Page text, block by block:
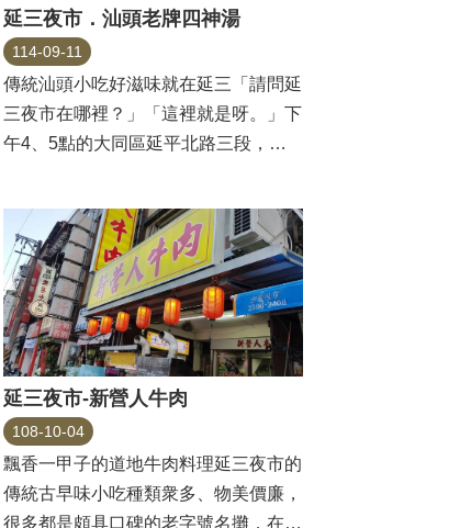
延三夜市．汕頭老牌四神湯
114-09-11
傳統汕頭小吃好滋味就在延三「請問延
三夜市在哪裡？」「這裡就是呀。」下
午4、5點的大同區延平北路三段，會
延三夜市-新營人牛肉
108-10-04
飄香一甲子的道地牛肉料理延三夜市的
傳統古早味小吃種類衆多、物美價廉，
很多都是頗具口碑的老字號名攤，在夜